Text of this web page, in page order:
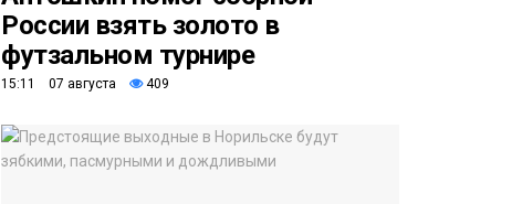
России взять золото в
футзальном турнире
15:11 07 августа 409